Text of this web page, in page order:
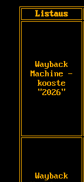
Listaus
Wayback
Machine -
kooste
"2026"
Wayback